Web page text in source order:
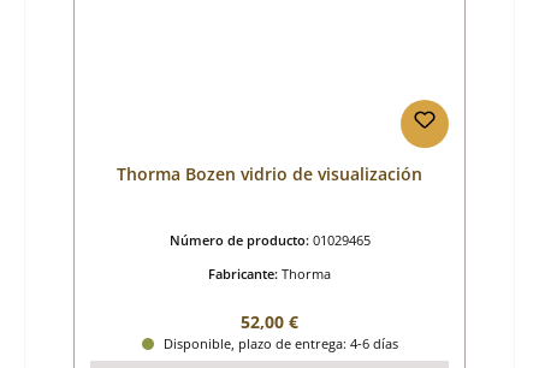
Thorma Bozen vidrio de visualización
Número de producto: 01029465
Fabricante: Thorma
Precio normal:
52,00 €
Disponible, plazo de entrega: 4-6 días